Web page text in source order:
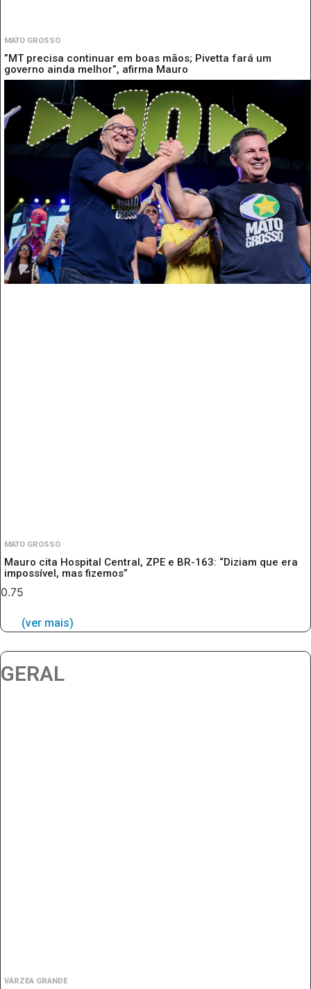
MATO GROSSO
”MT precisa continuar em boas mãos; Pivetta fará um
governo ainda melhor”, afirma Mauro
MATO GROSSO
Mauro cita Hospital Central, ZPE e BR-163: “Diziam que era
impossível, mas fizemos”
(ver mais)
GERAL
VÁRZEA GRANDE